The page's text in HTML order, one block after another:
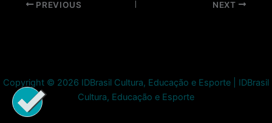
Post
PREVIOUS NEXT
Copyright © 2026 IDBrasil Cultura, Educação e Esporte | IDBrasil
Cultura, Educação e Esporte